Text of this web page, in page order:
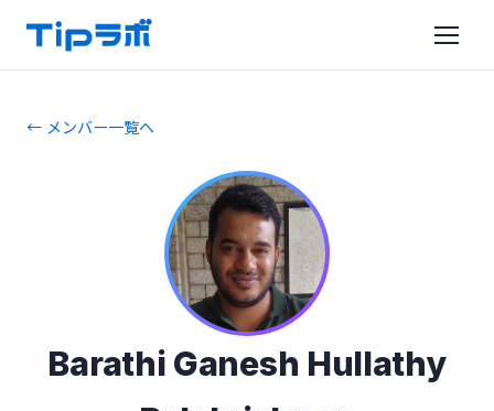
← メンバー一覧へ
Barathi Ganesh Hullathy